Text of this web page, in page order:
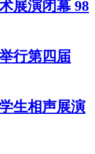
展演闭幕 98
行第四届
生相声展演